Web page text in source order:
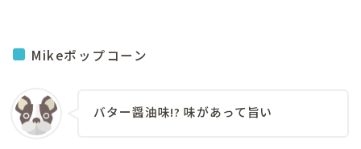
Mikeポップコーン
バター醤油味!? 味があって旨い